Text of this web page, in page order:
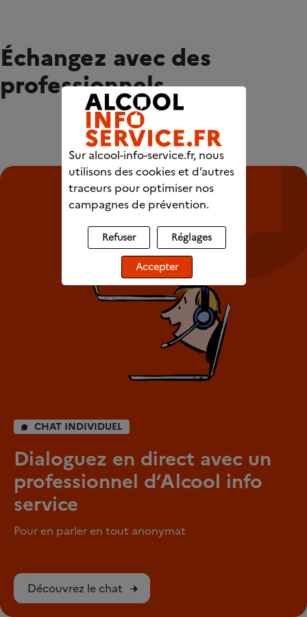
Échangez avec des
professionnels
CHAT INDIVIDUEL
Dialoguez en direct avec un
professionnel d’Alcool info
service
Pour en parler en tout anonymat
Découvrez le chat
Sur alcool-info-service.fr, nous
utilisons des cookies et d’autres
traceurs pour optimiser nos
campagnes de prévention.
Refuser Réglages
Accepter